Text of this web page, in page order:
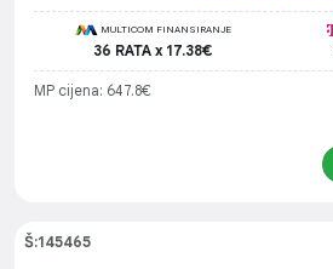
MULTICOM FINANSIRANJE
36 RATA x 17.38€
MP cijena: 647.8€
Š:145465